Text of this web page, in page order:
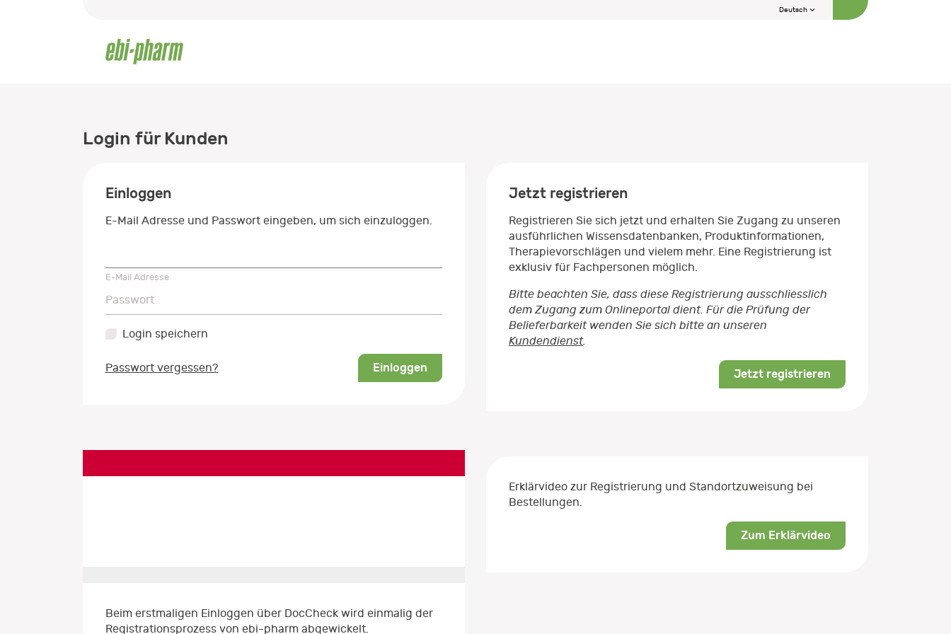
Deutsch
Login für Kunden
Einloggen
E-Mail Adresse und Passwort eingeben, um sich einzuloggen.
E-Mail Adresse
Passwort
Passwort
Login speichern
Passwort vergessen? Einloggen
Beim erstmaligen Einloggen über DocCheck wird einmalig der
Registrationsprozess von ebi-pharm abgewickelt.
Jetzt registrieren
Registrieren Sie sich jetzt und erhalten Sie Zugang zu unseren
ausführlichen Wissensdatenbanken, Produktinformationen,
Therapievorschlägen und vielem mehr. Eine Registrierung ist
exklusiv für Fachpersonen möglich.
Bitte beachten Sie, dass diese Registrierung ausschliesslich
dem Zugang zum Onlineportal dient. Für die Prüfung der
Belieferbarkeit wenden Sie sich bitte an unseren
Kundendienst.
Jetzt registrieren
Erklärvideo zur Registrierung und Standortzuweisung bei
Bestellungen.
Zum Erklärvideo